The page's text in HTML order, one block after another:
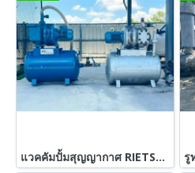
แวคคัมปั้มสุญญากาศ RIETSCHLE GERMANYขนาด 4 HP ถังพัก 250 Litr 380V เข้ามา 2 ตัว